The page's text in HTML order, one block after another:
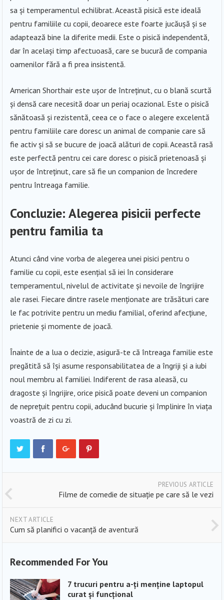
sa și temperamentul echilibrat. Această pisică este ideală
pentru familiile cu copii, deoarece este foarte jucăușă și se
adaptează bine la diferite medii. Este o pisică independentă,
dar în același timp afectuoasă, care se bucură de compania
oamenilor fără a fi prea insistentă.
American Shorthair este ușor de întreținut, cu o blană scurtă
și densă care necesită doar un periaj ocazional. Este o pisică
sănătoasă și rezistentă, ceea ce o face o alegere excelentă
pentru familiile care doresc un animal de companie care să
fie activ și să se bucure de joacă alături de copii. Această rasă
este perfectă pentru cei care doresc o pisică prietenoasă și
ușor de întreținut, care să fie un companion de încredere
pentru întreaga familie.
Concluzie: Alegerea pisicii perfecte
pentru familia ta
Atunci când vine vorba de alegerea unei pisici pentru o
familie cu copii, este esențial să iei în considerare
temperamentul, nivelul de activitate și nevoile de îngrijire
ale rasei. Fiecare dintre rasele menționate are trăsături care
le fac potrivite pentru un mediu familial, oferind afecțiune,
prietenie și momente de joacă.
Înainte de a lua o decizie, asigură-te că întreaga familie este
pregătită să își asume responsabilitatea de a îngriji și a iubi
noul membru al familiei. Indiferent de rasa aleasă, cu
dragoste și îngrijire, orice pisică poate deveni un companion
de neprețuit pentru copii, aducând bucurie și împlinire în viața
voastră de zi cu zi.
PREVIOUS ARTICLE
Filme de comedie de situație pe care să le vezi
NEXT ARTICLE
Cum să planifici o vacanță de aventură
Recommended For You
7 trucuri pentru a-ți menține laptopul
curat și funcțional